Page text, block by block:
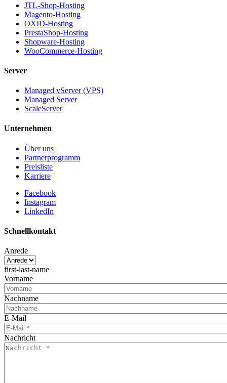
JTL-Shop-Hosting
Magento-Hosting
OXID-Hosting
PrestaShop-Hosting
Shopware-Hosting
WooCommerce-Hosting
Server
Managed vServer (VPS)
Managed Server
ScaleServer
Unternehmen
Über uns
Partnerprogramm
Preisliste
Karriere
Facebook
Instagram
LinkedIn
Schnellkontakt
Anrede
first-last-name
Vorname
Nachname
E-Mail
Nachricht